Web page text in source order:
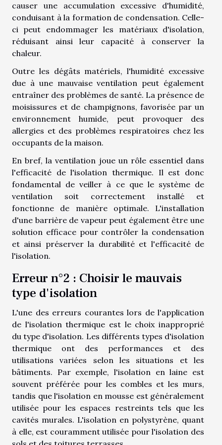
causer une accumulation excessive d'humidité,
conduisant à la formation de condensation. Celle-
ci peut endommager les matériaux d'isolation,
réduisant ainsi leur capacité à conserver la
chaleur.
Outre les dégâts matériels, l'humidité excessive
due à une mauvaise ventilation peut également
entraîner des problèmes de santé. La présence de
moisissures et de champignons, favorisée par un
environnement humide, peut provoquer des
allergies et des problèmes respiratoires chez les
occupants de la maison.
En bref, la ventilation joue un rôle essentiel dans
l'efficacité de l'isolation thermique. Il est donc
fondamental de veiller à ce que le système de
ventilation soit correctement installé et
fonctionne de manière optimale. L'installation
d'une barrière de vapeur peut également être une
solution efficace pour contrôler la condensation
et ainsi préserver la durabilité et l'efficacité de
l'isolation.
Erreur n°2 : Choisir le mauvais
type d'isolation
L'une des erreurs courantes lors de l'application
de l'isolation thermique est le choix inapproprié
du type d'isolation. Les différents types d'isolation
thermique ont des performances et des
utilisations variées selon les situations et les
bâtiments. Par exemple, l'isolation en laine est
souvent préférée pour les combles et les murs,
tandis que l'isolation en mousse est généralement
utilisée pour les espaces restreints tels que les
cavités murales. L'isolation en polystyrène, quant
à elle, est couramment utilisée pour l'isolation des